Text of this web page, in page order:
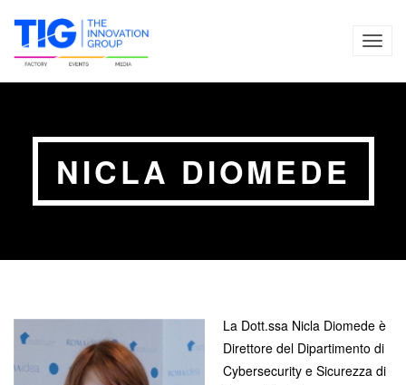
NICLA DIOMEDE
La Dott.ssa Nicla Diomede è
Direttore del Dipartimento di
Cybersecurity e Sicurezza di